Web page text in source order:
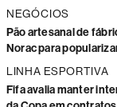
NEGÓCIOS
Pão artesanal de
Norac para
LINHA ESPORTIVA
Fifa avalia manter